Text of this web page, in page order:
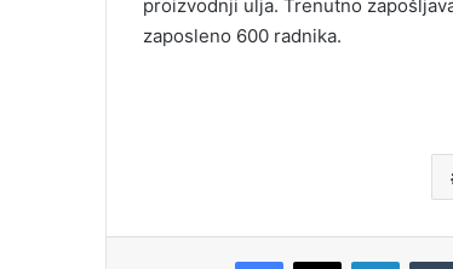
proizvodnji ulja. Trenutno
zaposleno 600 radnika.